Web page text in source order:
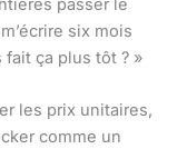
passer le
six mois
fait ça plus tôt ? »
les prix unitaires,
comme un